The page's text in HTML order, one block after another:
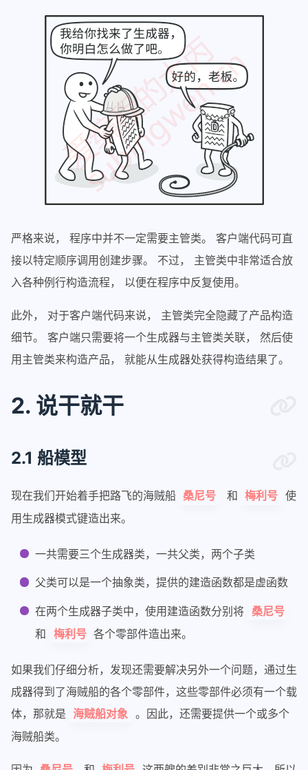
严格来说， 程序中并不一定需要主管类。 客户端代码可直
接以特定顺序调用创建步骤。 不过， 主管类中非常适合放
入各种例行构造流程， 以便在程序中反复使用。
此外， 对于客户端代码来说， 主管类完全隐藏了产品构造
细节。 客户端只需要将一个生成器与主管类关联， 然后使
用主管类来构造产品， 就能从生成器处获得构造结果了。
2. 说干就干
2.1 船模型
现在我们开始着手把路飞的海贼船 桑尼号 和 梅利号 使
用生成器模式键造出来。
一共需要三个生成器类，一共父类，两个子类
父类可以是一个抽象类，提供的建造函数都是虚函数
在两个生成器子类中，使用建造函数分别将 桑尼号
和 梅利号 各个零部件造出来。
如果我们仔细分析，发现还需要解决另外一个问题，通过生
成器得到了海贼船的各个零部件，这些零部件必须有一个载
体，那就是
海贼船对象 。因此，还需要提供一个或多个
海贼船类。